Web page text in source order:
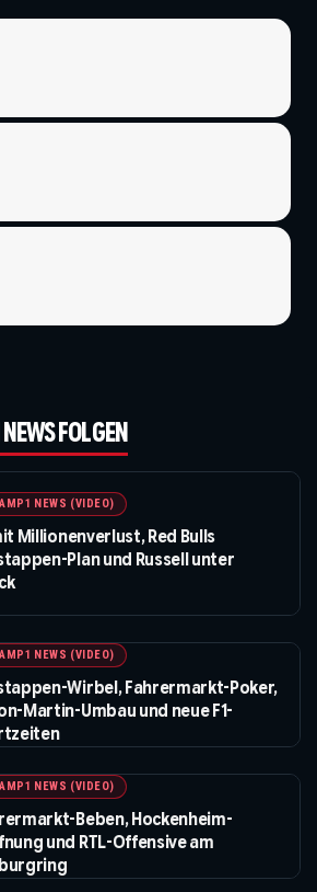
FOLGEN
NEWS (VIDEO)
Millionenverlust, Red Bulls
Plan und Russell unter
NEWS (VIDEO)
Wirbel, Fahrermarkt-Poker,
Martin-Umbau und neue F1-
NEWS (VIDEO)
Beben, Hockenheim-
und RTL-Offensive am